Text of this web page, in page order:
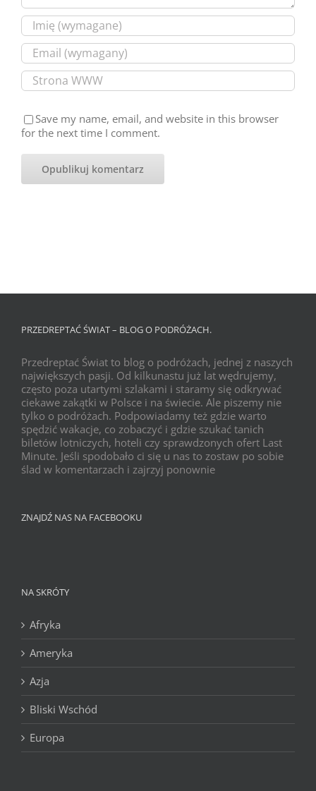
Save my name, email, and website in this browser
for the next time I comment.
PRZEDREPTAĆ ŚWIAT – BLOG O PODRÓŻACH.
Przedreptać Świat to blog o podróżach, jednej z naszych
największych pasji. Od kilkunastu już lat wędrujemy,
często poza utartymi szlakami i staramy się odkrywać
ciekawe zakątki w Polsce i na świecie. Ale piszemy nie
tylko o podróżach. Podpowiadamy też gdzie warto
spędzić wakacje, co zobaczyć i gdzie szukać tanich
biletów lotniczych, hoteli czy sprawdzonych ofert Last
Minute. Jeśli spodobało ci się u nas to zostaw po sobie
ślad w komentarzach i zajrzyj ponownie
ZNAJDŹ NAS NA FACEBOOKU
NA SKRÓTY
Afryka
Ameryka
Azja
Bliski Wschód
Europa